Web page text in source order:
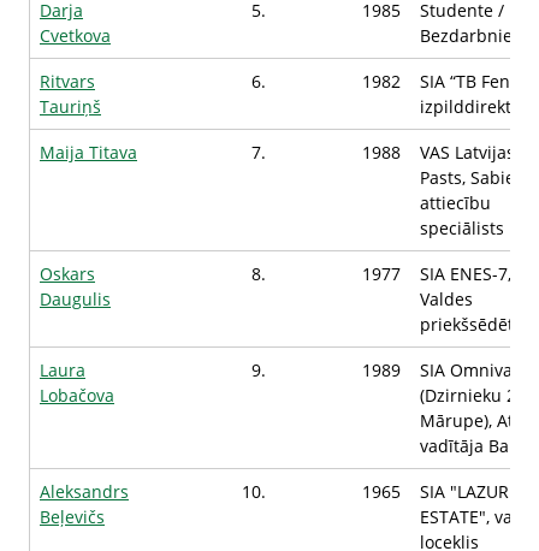
Darja
Cvetkova
5. 1985
Studente /
Bezdarbnieks
Ritvars
Tauriņš
6. 1982
SIA “TB Fence",
izpilddirektors
Maija Titava
7. 1988
VAS Latvijas
Pasts,
attiecību
speciālists
Oskars
Daugulis
8. 1977
SIA ENES-7,
Valdes
priekšsēdētājs
Laura
Lobačova
9. 1989
SIA Omniva
(Dzirnieku 24,
Mārupe),
vadītāja Baltijā
Aleksandrs
Beļevičs
10. 1965
SIA "LAZUR
ESTATE",
loceklis